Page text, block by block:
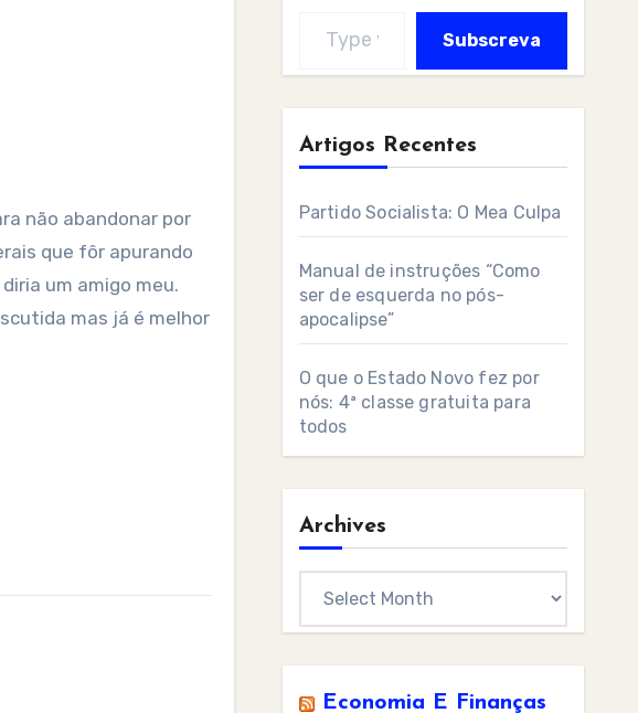
não abandonar por
que fôr apurando
diria um amigo meu.
mas já é melhor
Subscreva
Artigos Recentes
Partido Socialista: O Mea Culpa
Manual de instruções “Como
ser de esquerda no pós-
apocalipse”
O que o Estado Novo fez por
nós: 4ª classe gratuita para
todos
Archives
Economia E Finanças